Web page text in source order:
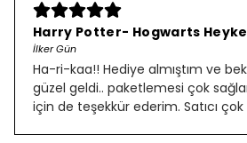
Harry Potter- Hogwarts
İlker Gün
Ha-ri-kaa!! Hediye almıştım ve
güzel geldi.. paketlemesi çok
için de teşekkür ederim. Satıcı çok